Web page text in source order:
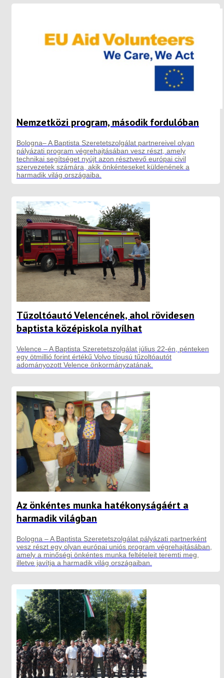
Nemzetközi program, második fordulóban
Bologna– A Baptista Szeretetszolgálat partnereivel olyan
pályázati program végrehajtásában vesz részt, amely
technikai segítséget nyújt azon résztvevő európai civil
szervezetek számára, akik önkénteseket küldenének a
harmadik világ országaiba.
Tűzoltóautó Velencének, ahol rövidesen
baptista középiskola nyílhat
Velence – A Baptista Szeretetszolgálat július 22-én, pénteken
egy ötmillió forint értékű Volvo típusú tűzoltóautót
adományozott Velence önkormányzatának.
Az önkéntes munka hatékonyságáért a
harmadik világban
Bologna – A Baptista Szeretetszolgálat pályázati partnerként
vesz részt egy olyan európai uniós program végrehajtásában,
amely a minőségi önkéntes munka feltételeit teremti meg,
illetve javítja a harmadik világ országaiban.